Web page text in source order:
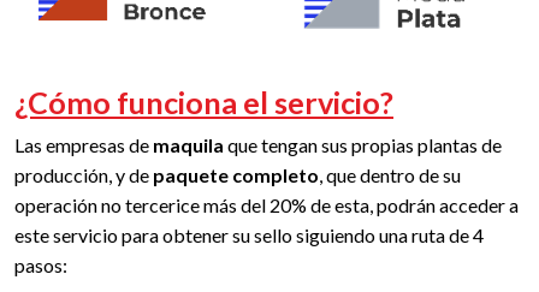
¿Cómo funciona el servicio?
Las empresas de maquila que tengan sus propias plantas de
producción, y de paquete completo, que dentro de su
operación no tercerice más del 20% de esta, podrán acceder a
este servicio para obtener su sello siguiendo una ruta de 4
pasos: